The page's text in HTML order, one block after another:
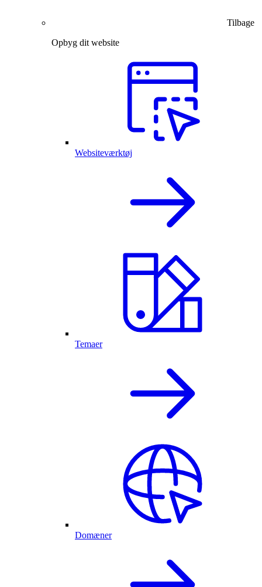
Tilbage
Opbyg dit website
Websiteværktøj
Temaer
Domæner